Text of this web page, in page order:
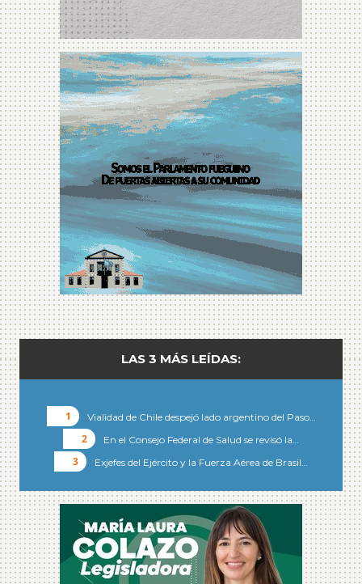
LAS 3 MÁS LEÍDAS:
Vialidad de Chile despejó lado argentino del Paso…
En el Consejo Federal de Salud se revisó la…
Exjefes del Ejército y la Fuerza Aérea de Brasil…